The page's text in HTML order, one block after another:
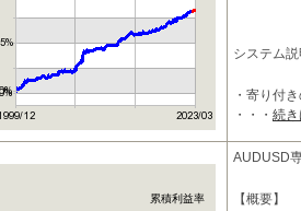
システム
・寄り付
・・・ 続
累積利益率
AUDUSD
【概要】